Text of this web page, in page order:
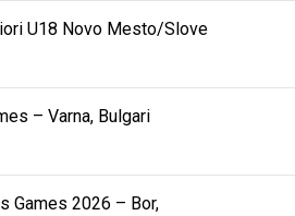
U18 Novo Mesto/Slove
– Varna, Bulgari
Games 2026 – Bor,